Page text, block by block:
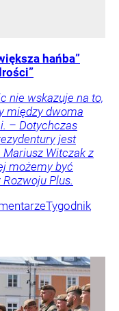
hańba”
nie wskazuje na to,
między dwoma
– Dotychczas
jest
Witczak z
możemy być
Plus.
Tygodnik